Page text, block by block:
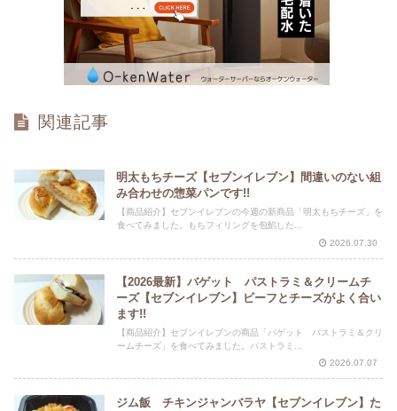
関連記事
明太もちチーズ【セブンイレブン】間違いのない組
み合わせの惣菜パンです!!
【商品紹介】セブンイレブンの今週の新商品「明太もちチーズ」を
食べてみました。もちフィリングを包餡した...
2026.07.30
【2026最新】バゲット パストラミ＆クリームチ
ーズ【セブンイレブン】ビーフとチーズがよく合い
ます!!
【商品紹介】セブンイレブンの商品「バゲット パストラミ＆クリ
ームチーズ」を食べてみました。パストラミ...
2026.07.07
ジム飯 チキンジャンバラヤ【セブンイレブン】た